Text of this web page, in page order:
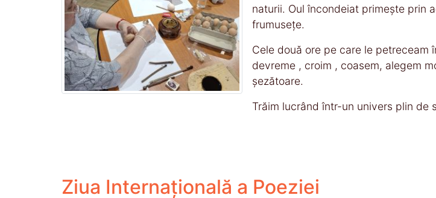
naturii. Oul încondeiat primește prin
frumusețe.
Cele două ore pe care le petreceam
devreme , croim , coasem, alegem
șezătoare.
Trăim lucrând într-un univers plin de
Ziua Internațională a Poeziei